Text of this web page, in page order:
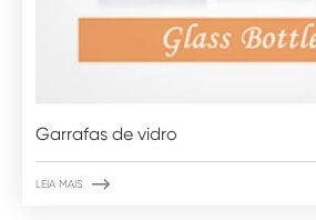
Garrafas de vidro
LEIA MAIS 